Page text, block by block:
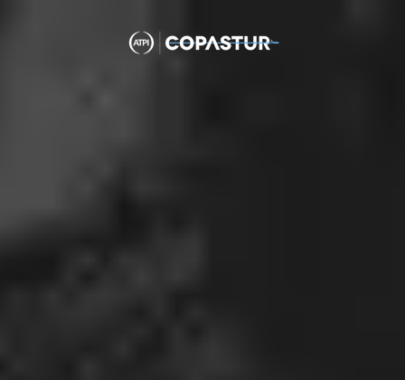
Quer os mesmos resultados?